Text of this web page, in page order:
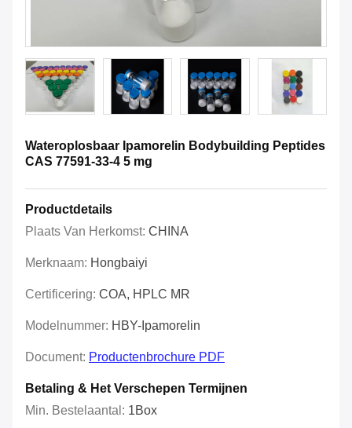
Wateroplosbaar Ipamorelin Bodybuilding Peptides
CAS 77591-33-4 5 mg
Productdetails
Plaats Van Herkomst: CHINA
Merknaam: Hongbaiyi
Certificering: COA, HPLC MR
Modelnummer: HBY-Ipamorelin
Document: Productenbrochure PDF
Betaling & Het Verschepen Termijnen
Min. Bestelaantal: 1Box